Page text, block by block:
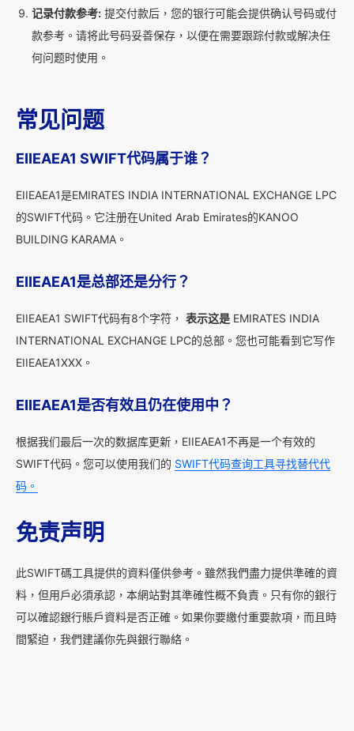
记录付款参考: 提交付款后，您的银行可能会提供确认号码或付
款参考。请将此号码妥善保存，以便在需要跟踪付款或解决任
何问题时使用。
常见问题
EIIEAEA1 SWIFT代码属于谁？
EIIEAEA1是EMIRATES INDIA INTERNATIONAL EXCHANGE LPC
的SWIFT代码。它注册在United Arab Emirates的KANOO
BUILDING KARAMA。
EIIEAEA1是总部还是分行？
EIIEAEA1 SWIFT代码有8个字符， 表示这是 EMIRATES INDIA
INTERNATIONAL EXCHANGE LPC的总部。您也可能看到它写作
EIIEAEA1XXX。
EIIEAEA1是否有效且仍在使用中？
根据我们最后一次的数据库更新，EIIEAEA1不再是一个有效的
SWIFT代码。您可以使用我们的 SWIFT代码查询工具寻找替代代
码。
免责声明
此SWIFT碼工具提供的資料僅供參考。雖然我們盡力提供準確的資
料，但用戶必須承認，本網站對其準確性概不負責。只有你的銀行
可以確認銀行賬戶資料是否正確。如果你要繳付重要款項，而且時
間緊迫，我們建議你先與銀行聯絡。